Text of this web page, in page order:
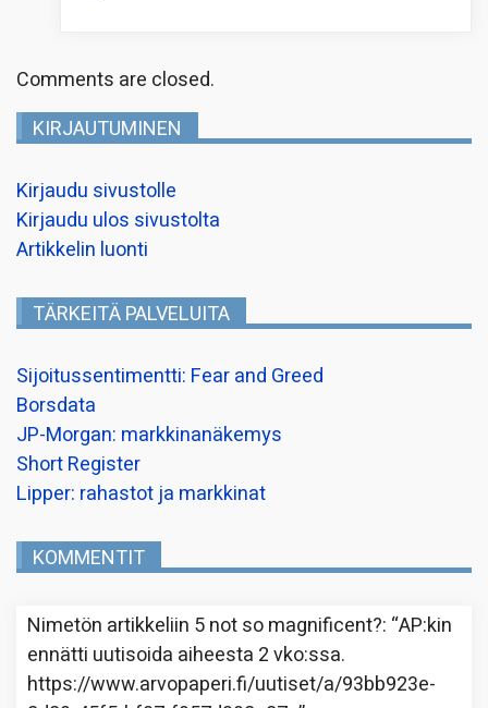
Comments are closed.
KIRJAUTUMINEN
Kirjaudu sivustolle
Kirjaudu ulos sivustolta
Artikkelin luonti
TÄRKEITÄ PALVELUITA
Sijoitussentimentti: Fear and Greed
Borsdata
JP-Morgan: markkinanäkemys
Short Register
Lipper: rahastot ja markkinat
KOMMENTIT
Nimetön artikkeliin 5 not so magnificent?: “AP:kin
ennätti uutisoida aiheesta 2 vko:ssa.
https://www.arvopaperi.fi/uutiset/a/93bb923e-